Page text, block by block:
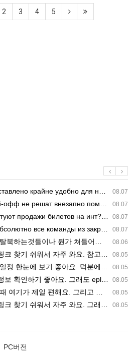
2 3 4 5
08.07
крайне удобно для нашего часово…
08.07
решат внезапно поменять. https:/…
08.07
продажи билетов на инт? https://g…
08.07
все команды из закрытых квали…
08.06
오는 낌새를 미리 알아차리기 위함이지 저걸 전쟁준비라고 하…
08.05
. 참고로 무료스포츠중계 정보 확인할 때 출처 꼭 체크해요.…
08.05
. 덕분에 epl중계 볼 때 공식 중계 채널 먼저 찾아봐요. …
08.05
래도 epl중계 볼 때 공식 중계 채널 먼저 찾아봐요. 북마크…
08.05
고 무료스포츠중계 정보 확인할 때 출처 꼭 체크해요. 앞…
08.05
. 그래서 해외축구중계도 정식 서비스로 봐야 안전해요. 다음…
PC버전